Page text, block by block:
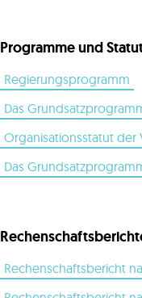
Programme und
Regierungsprogramm
Das
Organisationsstatut der
Das
Rechenschaftsbericht